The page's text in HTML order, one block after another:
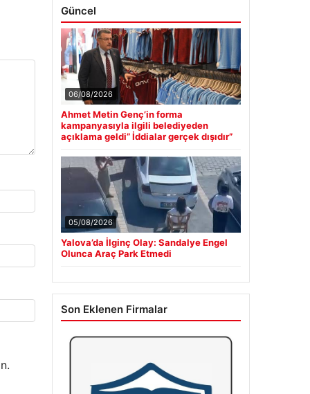
Güncel
06/08/2026
Ahmet Metin Genç’in forma
kampanyasıyla ilgili belediyeden
açıklama geldi” İddialar gerçek dışıdır”
05/08/2026
Yalova’da İlginç Olay: Sandalye Engel
Olunca Araç Park Etmedi
Son Eklenen Firmalar